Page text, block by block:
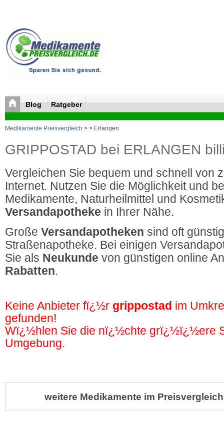
Blog Ratgeber
Medikamente Preisvergleich > > Erlangen
GRIPPOSTAD bei ERLANGEN
Vergleichen Sie bequem und schnell von
Internet. Nutzen Sie die Möglichkeit und
Medikamente, Naturheilmittel und
Versandapotheke in Ihrer Nähe.
Große Versandapotheken sind oft
Straßenapotheke. Bei einigen
Sie als Neukunde von günstigen online
Rabatten.
Keine Anbieter fï¿½r grippostad im
gefunden!
Wï¿½hlen Sie die nï¿½chte grï¿½ï¿½ere
Umgebung.
weitere Medikamente im